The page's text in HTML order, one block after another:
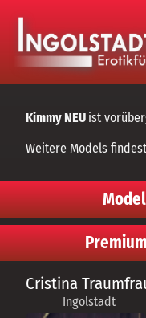
Kimmy NEU ist
Weitere Models
Cristina
Ingolstadt